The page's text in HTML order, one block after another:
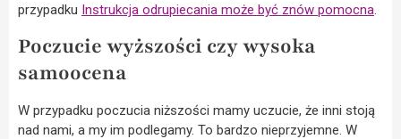
przypadku Instrukcja odrupiecania może być znów pomocna.
Poczucie wyższości czy wysoka
samoocena
W przypadku poczucia niższości mamy uczucie, że inni stoją
nad nami, a my im podlegamy. To bardzo nieprzyjemne. W